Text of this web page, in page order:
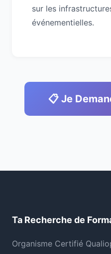
sur les
événementielles.
📋 Je
Ta Recherche de
Organisme Certifié